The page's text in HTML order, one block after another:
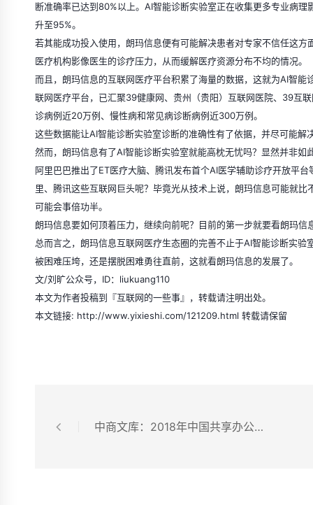
断准确率已达到80%以上。AI智能诊断实验室正在收集更多专业病
升至95%。
若其能成功投入使用，朗玛信息便有可能解决患者对专家不信任这
医疗机构影像医生的诊疗压力，从而缓解医疗资源分布不均的情况。
而且，朗玛信息的互联网医疗平台积累了海量的数据，这就为AI智
联网医疗平台，已汇聚39健康网、贵州（贵阳）互联网医院、39互
诊病例近20万例、慢性病和常见病诊断病例近300万例。
这些数据能让AI智能诊断实验室诊断的准确性有了依据，并尽可能解
然而，朗玛信息有了AI智能诊断实验室就能高枕无忧吗？显然并非
阿里巴巴推出了ET医疗大脑、腾讯发布首个AI医学辅助诊疗开放平
里、腾讯这些互联网巨头呢？毕竟光从技术上说，朗玛信息可能就
可能会事倍功半。
朗玛信息要如何顶着压力，继续向前呢？目前的第一步就要看朗玛信
总而言之，朗玛信息互联网医疗生态圈的完善不止于AI智能诊断实
被困难压垮，还是摆脱困难勇往直前，这就看朗玛信息的发展了。
文/刘旷公众号，ID：liukuang110
本文为作者投稿到『互联网的一些事』，转载请注明出处。
本文链接: http://www.yixieshi.com/121209.html 转载请保留
中商文库：2018年中国共享办公行业发展前景研究报告